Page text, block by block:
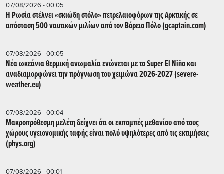
07/08/2026 - 00:05
Η Ρωσία στέλνει «σκιώδη στόλο» πετρελαιοφόρων της Αρκτικής σε
απόσταση 500 ναυτικών μιλίων από τον Βόρειο Πόλο (gcaptain.com)
07/08/2026 - 00:05
Νέα ωκεάνια θερμική ανωμαλία ενώνεται με το Super El Niño και
αναδιαμορφώνει την πρόγνωση του χειμώνα 2026-2027 (severe-
weather.eu)
07/08/2026 - 00:04
Μακροπρόθεσμη μελέτη δείχνει ότι οι εκπομπές μεθανίου από τους
χώρους υγειονομικής ταφής είναι πολύ υψηλότερες από τις εκτιμήσεις
(phys.org)
07/08/2026 - 00:01